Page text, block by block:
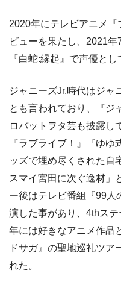
2020年にテレビアニメ
ビューを果たし、2021
『白蛇:縁起』で声優とし
ジャニーズJr.時代はジャ
とも言われており、『ジ
ロバットヲタ芸も披露し
『ラブライブ！』『ゆ
ッズで埋め尽くされた自
スマイ宮田に次ぐ逸材」
ー後はテレビ番組『99人
演した事があり、4thス
年には好きなアニメ作品
ドサガ』の聖地巡礼ツア
れた。